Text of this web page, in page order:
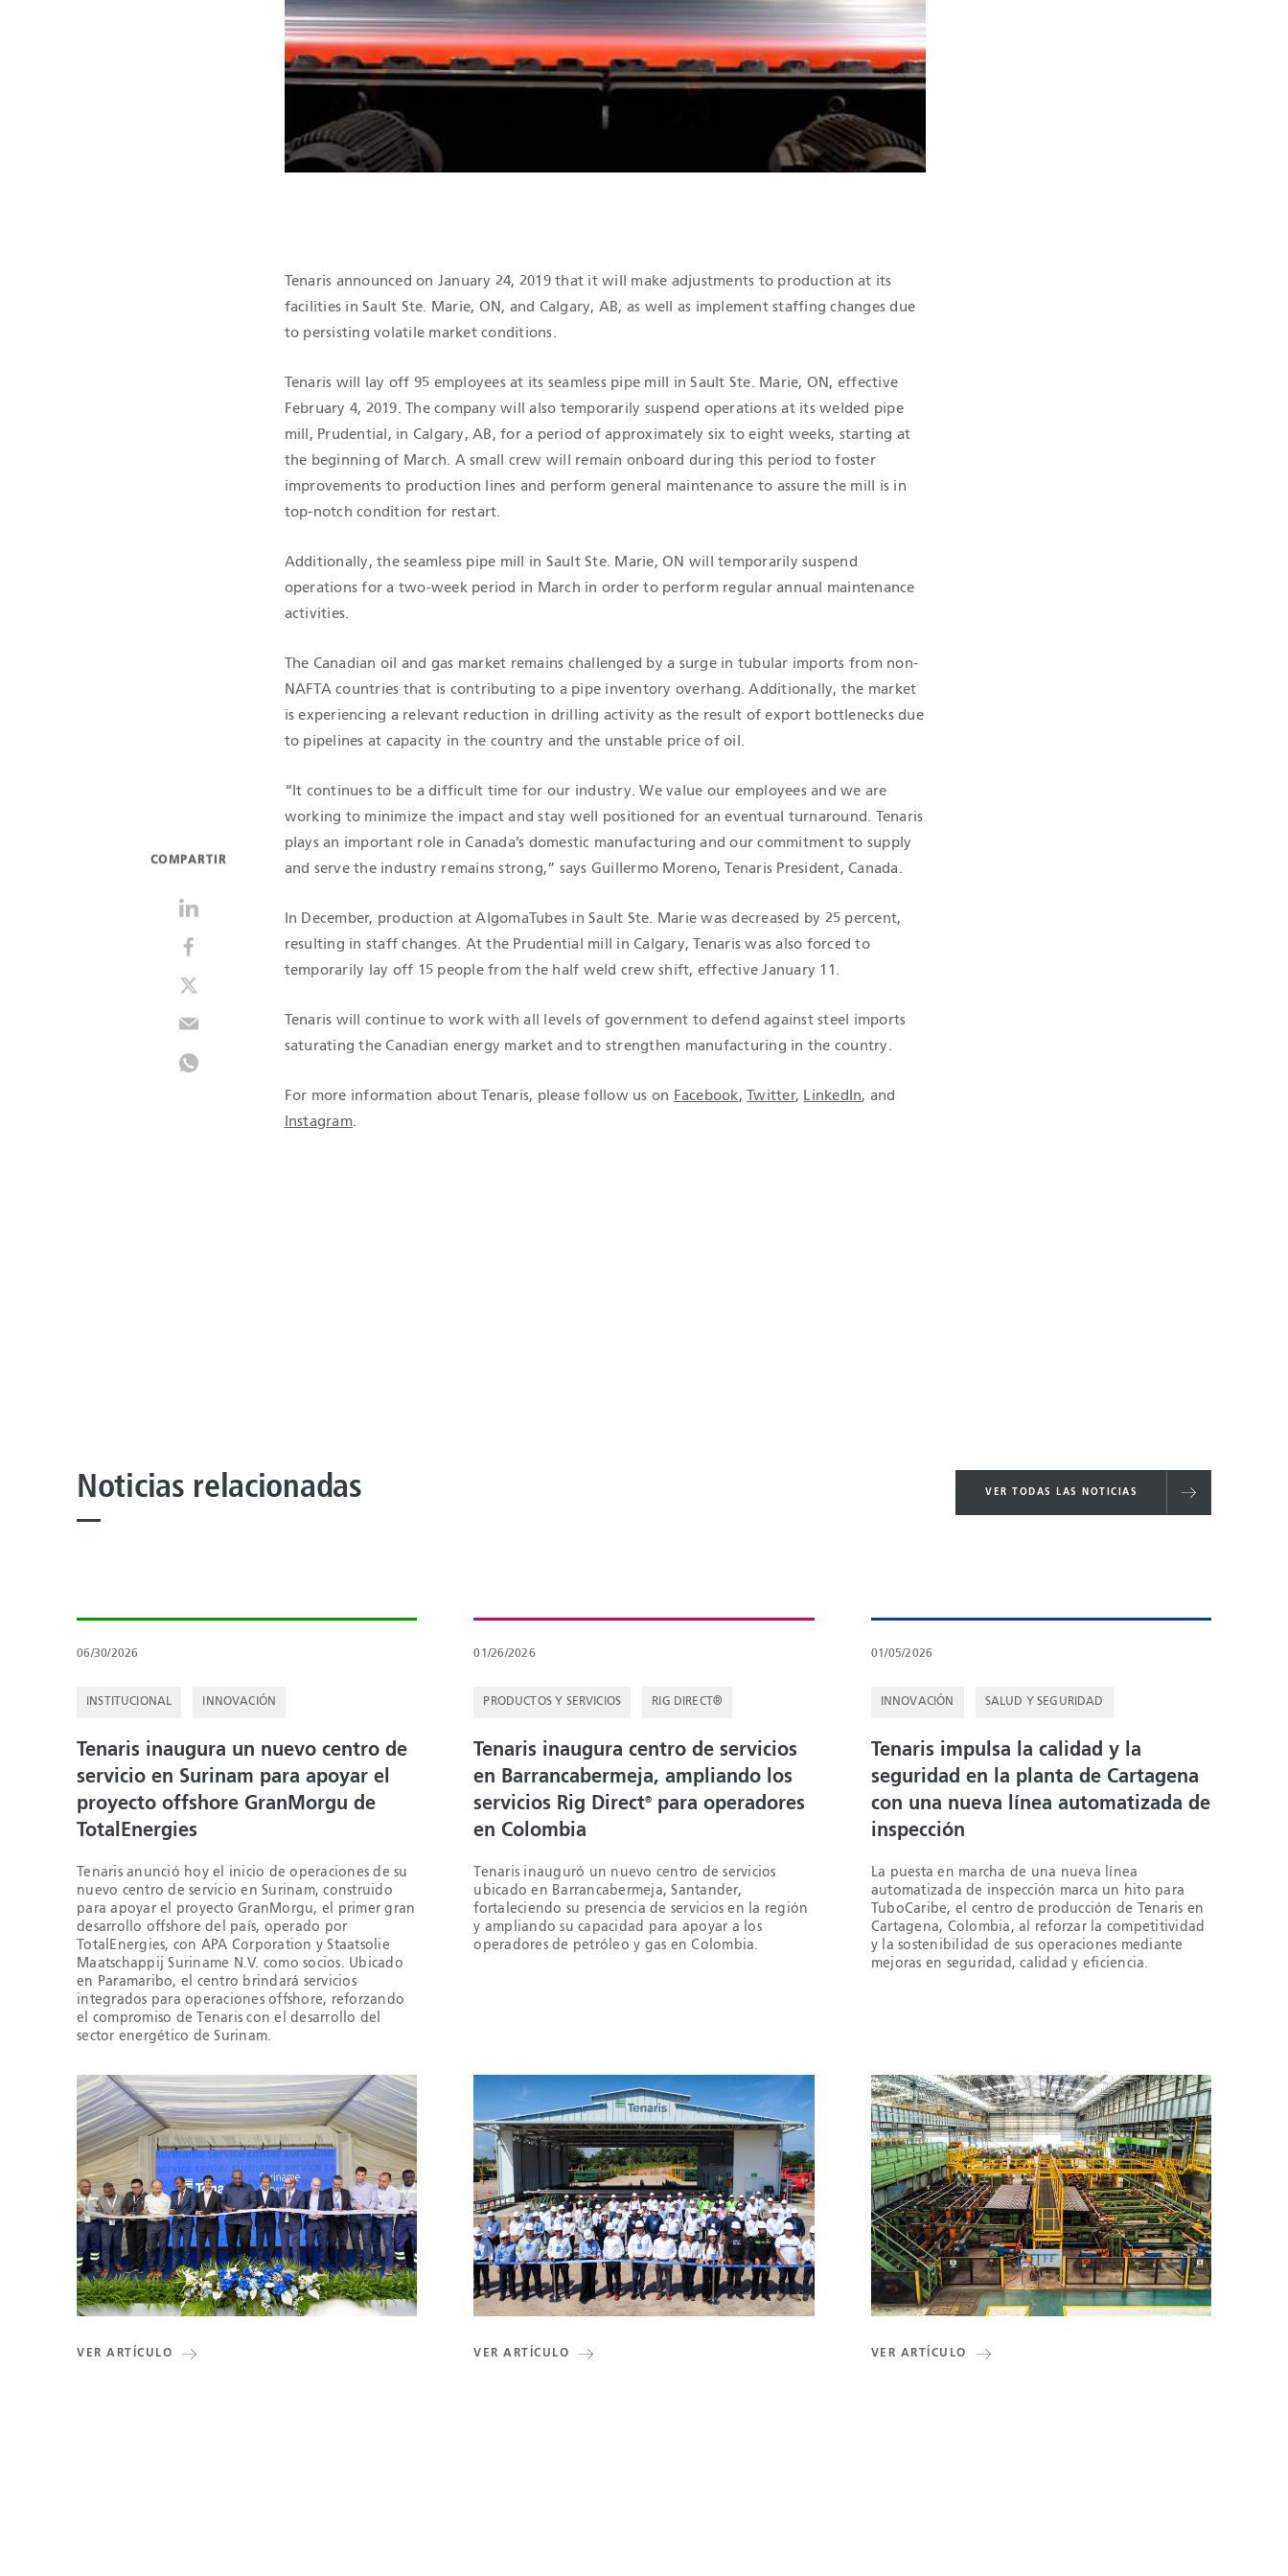
CERTIFICACIONES QHSE
COMPARTIR
Tenaris announced on January 24, 2019 that it will make adjustments to production at its
facilities in Sault Ste. Marie, ON, and Calgary, AB, as well as implement staffing changes due
to persisting volatile market conditions.
Tenaris will lay off 95 employees at its seamless pipe mill in Sault Ste. Marie, ON, effective
February 4, 2019. The company will also temporarily suspend operations at its welded pipe
mill, Prudential, in Calgary, AB, for a period of approximately six to eight weeks, starting at
the beginning of March. A small crew will remain onboard during this period to foster
improvements to production lines and perform general maintenance to assure the mill is in
top-notch condition for restart.
Additionally, the seamless pipe mill in Sault Ste. Marie, ON will temporarily suspend
operations for a two-week period in March in order to perform regular annual maintenance
activities.
The Canadian oil and gas market remains challenged by a surge in tubular imports from non-
NAFTA countries that is contributing to a pipe inventory overhang. Additionally, the market
is experiencing a relevant reduction in drilling activity as the result of export bottlenecks due
to pipelines at capacity in the country and the unstable price of oil.
“It continues to be a difficult time for our industry. We value our employees and we are
working to minimize the impact and stay well positioned for an eventual turnaround. Tenaris
plays an important role in Canada’s domestic manufacturing and our commitment to supply
and serve the industry remains strong,” says Guillermo Moreno, Tenaris President, Canada.
In December, production at AlgomaTubes in Sault Ste. Marie was decreased by 25 percent,
resulting in staff changes. At the Prudential mill in Calgary, Tenaris was also forced to
temporarily lay off 15 people from the half weld crew shift, effective January 11.
Tenaris will continue to work with all levels of government to defend against steel imports
saturating the Canadian energy market and to strengthen manufacturing in the country.
For more information about Tenaris, please follow us on Facebook, Twitter, LinkedIn, and
Instagram.
Noticias relacionadas VER TODAS LAS NOTICIAS
06/30/2026
INSTITUCIONAL INNOVACIÓN
Tenaris inaugura un nuevo centro de
servicio en Surinam para apoyar el
proyecto offshore GranMorgu de
TotalEnergies
Tenaris anunció hoy el inicio de operaciones de su
nuevo centro de servicio en Surinam, construido
para apoyar el proyecto GranMorgu, el primer gran
desarrollo offshore del país, operado por
TotalEnergies, con APA Corporation y Staatsolie
Maatschappij Suriname N.V. como socios. Ubicado
en Paramaribo, el centro brindará servicios
integrados para operaciones offshore, reforzando
el compromiso de Tenaris con el desarrollo del
sector energético de Surinam.
VER ARTÍCULO
01/26/2026
PRODUCTOS Y SERVICIOS RIG DIRECT®
Tenaris inaugura centro de servicios
en Barrancabermeja, ampliando los
servicios Rig Direct®
para operadores
en Colombia
Tenaris inauguró un nuevo centro de servicios
ubicado en Barrancabermeja, Santander,
fortaleciendo su presencia de servicios en la región
y ampliando su capacidad para apoyar a los
operadores de petróleo y gas en Colombia.
VER ARTÍCULO
01/05/2026
INNOVACIÓN SALUD Y SEGURIDAD
Tenaris impulsa la calidad y la
seguridad en la planta de Cartagena
con una nueva línea automatizada de
inspección
La puesta en marcha de una nueva línea
automatizada de inspección marca un hito para
TuboCaribe, el centro de producción de Tenaris en
Cartagena, Colombia, al reforzar la competitividad
y la sostenibilidad de sus operaciones mediante
mejoras en seguridad, calidad y eficiencia.
VER ARTÍCULO